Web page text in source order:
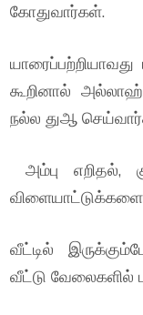
கோதுவார்கள்.
கூறினால் அல்லாஹ்
நல்ல துஆ
அம்பு
வீட்டில்
வீட்டு வேலைகளில்